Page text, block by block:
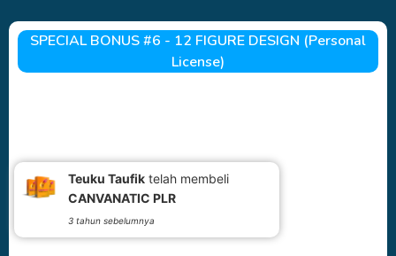
SPECIAL BONUS #6 - 12 FIGURE DESIGN (Personal
License)
Teuku Taufik telah membeli
CANVANATIC PLR
3 tahun sebelumnya